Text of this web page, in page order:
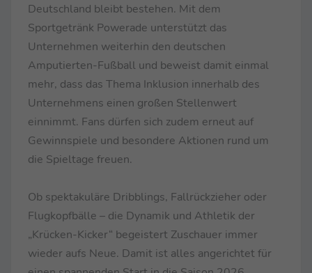
Deutschland bleibt bestehen. Mit dem
Sportgetränk Powerade unterstützt das
Unternehmen weiterhin den deutschen
Amputierten-Fußball und beweist damit einmal
mehr, dass das Thema Inklusion innerhalb des
Unternehmens einen großen Stellenwert
einnimmt. Fans dürfen sich zudem erneut auf
Gewinnspiele und besondere Aktionen rund um
die Spieltage freuen.
Ob spektakuläre Dribblings, Fallrückzieher oder
Flugkopfbälle – die Dynamik und Athletik der
„Krücken-Kicker“ begeistert Zuschauer immer
wieder aufs Neue. Damit ist alles angerichtet für